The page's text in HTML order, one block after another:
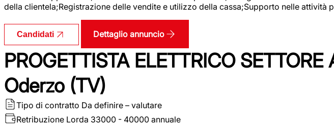
della clientela;Registrazione delle vendite e utilizzo della cassa;Supporto nelle attività
Candidati Dettaglio annuncio
PROGETTISTA ELETTRICO
Oderzo (TV)
Tipo di contratto Da definire – valutare
Retribuzione Lorda 33000 - 40000 annuale